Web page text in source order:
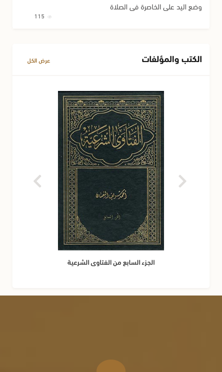
وضع اليد على الخاصرة في الصلاة
الكتب والمؤلفات عرض الكل
الجزء السابع من الفتاوى الشرعية